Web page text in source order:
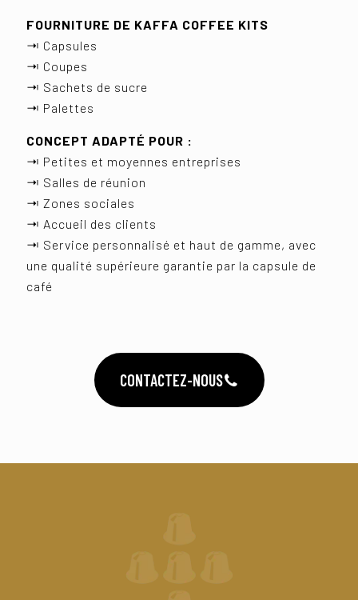
FOURNITURE DE KAFFA COFFEE KITS
⇥ Capsules
⇥ Coupes
⇥ Sachets de sucre
⇥ Palettes
CONCEPT ADAPTÉ POUR :
⇥ Petites et moyennes entreprises
⇥ Salles de réunion
⇥ Zones sociales
⇥ Accueil des clients
⇥ Service personnalisé et haut de gamme, avec
une qualité supérieure garantie par la capsule de
café
CONTACTEZ-NOUS